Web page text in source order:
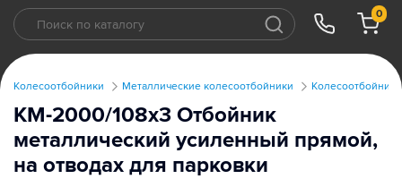
0
Колесоотбойники Металлические колесоотбойники
КМ-2000/108х3 Отбойник
металлический усиленный прямой,
на отводах для парковки